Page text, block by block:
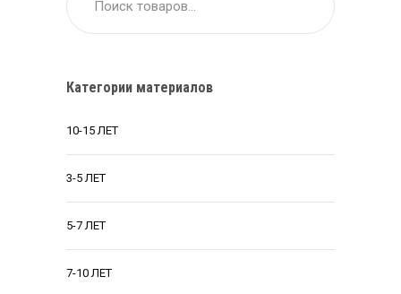
Категории материалов
10-15 ЛЕТ
3-5 ЛЕТ
5-7 ЛЕТ
7-10 ЛЕТ